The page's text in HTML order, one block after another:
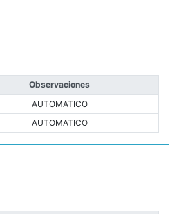
Observaciones
AUTOMATICO
AUTOMATICO